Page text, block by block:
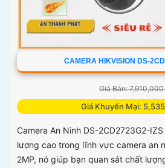
CAMERA HIKVISION DS-
Giá Bán:
Giá Khuyến Mại:
Camera An Ninh DS-2CD2723G2-
lượng cao trong lĩnh vực camera an
2MP, nó giúp bạn quan sát chất